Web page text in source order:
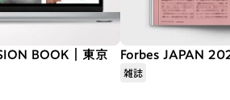
BOOK｜東京 Forbes JAPAN
雑誌